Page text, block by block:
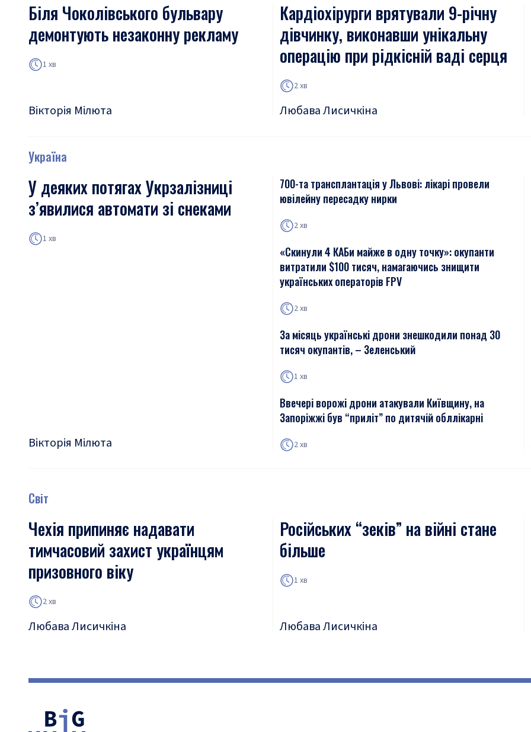
Біля Чоколівського бульвару
демонтують незаконну рекламу
1 хв
Вікторія Мілюта
Кардіохірурги врятували 9-річну
дівчинку, виконавши унікальну
операцію при рідкісній ваді серця
2 хв
Любава Лисичкіна
Україна
У деяких потягах Укрзалізниці
з’явилися автомати зі снеками
1 хв
Вікторія Мілюта
700-та трансплантація у Львові: лікарі провели
ювілейну пересадку нирки
2 хв
«Скинули 4 КАБи майже в одну точку»: окупанти
витратили $100 тисяч, намагаючись знищити
українських операторів FPV
2 хв
За місяць українські дрони знешкодили понад 30
тисяч окупантів, – Зеленський
1 хв
Ввечері ворожі дрони атакували Київщину, на
Запоріжжі був “приліт” по дитячій обллікарні
2 хв
Світ
Чехія припиняє надавати
тимчасовий захист українцям
призовного віку
2 хв
Любава Лисичкіна
Російських “зеків” на війні стане
більше
1 хв
Любава Лисичкіна